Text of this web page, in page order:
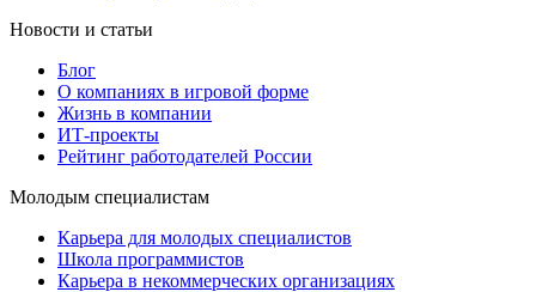
Новости и статьи
Блог
О компаниях в игровой форме
Жизнь в компании
ИТ-проекты
Рейтинг работодателей России
Молодым специалистам
Карьера для молодых специалистов
Школа программистов
Карьера в некоммерческих организациях